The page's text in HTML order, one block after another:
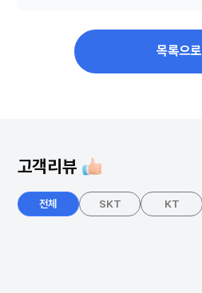
목록으로
고객리뷰
전체 SKT KT